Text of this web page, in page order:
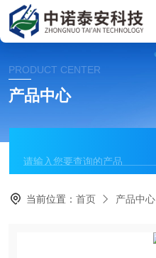
PRODUCT CENTER
产品中心
当前位置：首页 产品中心